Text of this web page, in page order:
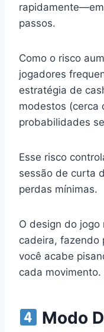
passos.
Como o risco
jogadores
estratégia de
modestos (cerca
probabilidades
Esse risco
sessão de curta
perdas mínimas.
O design do
cadeira, fazendo
você acabe
cada movimento.
Modo